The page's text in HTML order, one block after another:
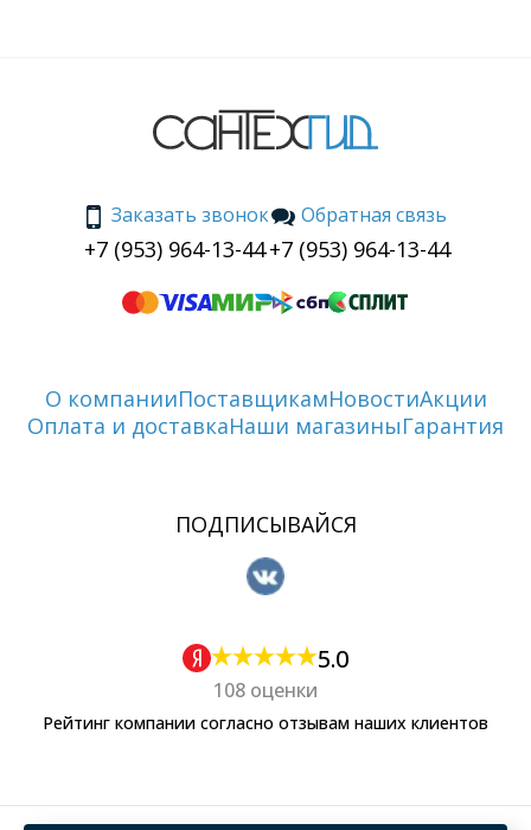
Заказать звонок
+7 (953) 964-13-44
Обратная связь
+7 (953) 964-13-44
О компанииПоставщикамНовостиАкции
Оплата и доставкаНаши магазиныГарантия
ПОДПИСЫВАЙСЯ
5.0
108 оценки
Рейтинг компании согласно отзывам наших клиентов